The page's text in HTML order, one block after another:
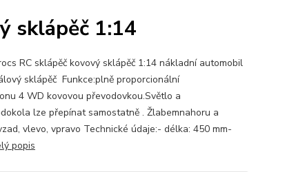
sklápěč 1:14
RC sklápěč kovový sklápěč 1:14 nákladní automobil
sklápěč Funkce:plně proporcionální
4 WD kovovou převodovkou.Světlo a
lze přepínat samostatně . Žlabemnahoru a
vlevo, vpravo Technické údaje:- délka: 450 mm-
popis